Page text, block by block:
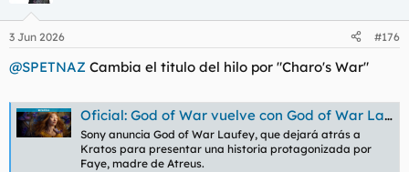
a
d
o
d
l
t
e
e
i
i
o
3 Jun 2026 #176
@SPETNAZ Cambia el titulo del hilo por "Charo's War"
Oficial: God of War vuelve con God of War Laufey, una nueva aventura que presenta 20 minutos de gameplay
Sony anuncia God of War Laufey, que dejará atrás a
Kratos para presentar una historia protagonizada por
Faye, madre de Atreus.